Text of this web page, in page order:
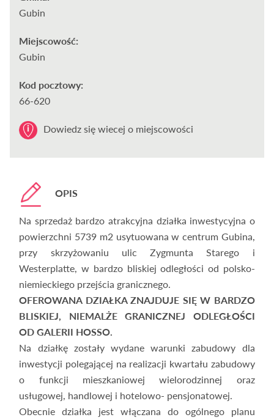
Gubin
Miejscowość:
Gubin
Kod pocztowy:
66-620
Dowiedz się wiecej o miejscowości
OPIS
Na sprzedaż bardzo atrakcyjna działka inwestycyjna o
powierzchni 5739 m2 usytuowana w centrum Gubina,
przy skrzyżowaniu ulic Zygmunta Starego i
Westerplatte, w bardzo bliskiej odległości od polsko-
niemieckiego przejścia granicznego.
OFEROWANA DZIAŁKA ZNAJDUJE SIĘ W BARDZO
BLISKIEJ, NIEMALŻE GRANICZNEJ ODLEGŁOŚCI
OD GALERII HOSSO.
Na działkę zostały wydane warunki zabudowy dla
inwestycji polegającej na realizacji kwartału zabudowy
o funkcji mieszkaniowej wielorodzinnej oraz
usługowej, handlowej i hotelowo- pensjonatowej.
Obecnie działka jest włączana do ogólnego planu